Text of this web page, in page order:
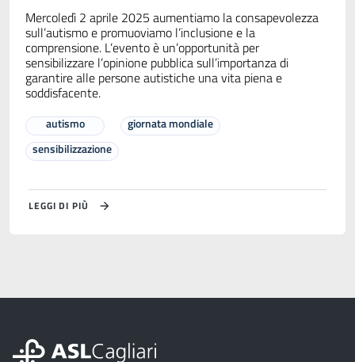
Mercoledì 2 aprile 2025 aumentiamo la consapevolezza
sull’autismo e promuoviamo l’inclusione e la
comprensione. L’evento è un’opportunità per
sensibilizzare l’opinione pubblica sull’importanza di
garantire alle persone autistiche una vita piena e
soddisfacente.
autismo
giornata mondiale
sensibilizzazione
LEGGI DI PIÙ